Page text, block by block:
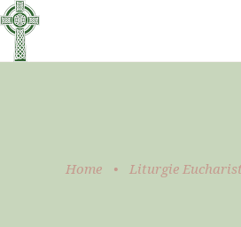
Home • Liturgie